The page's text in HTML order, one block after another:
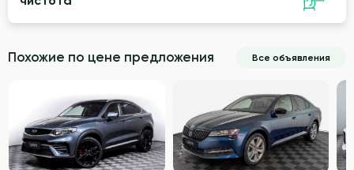
Похожие по цене предложения Все объявления
VIN проверен VIN проверен